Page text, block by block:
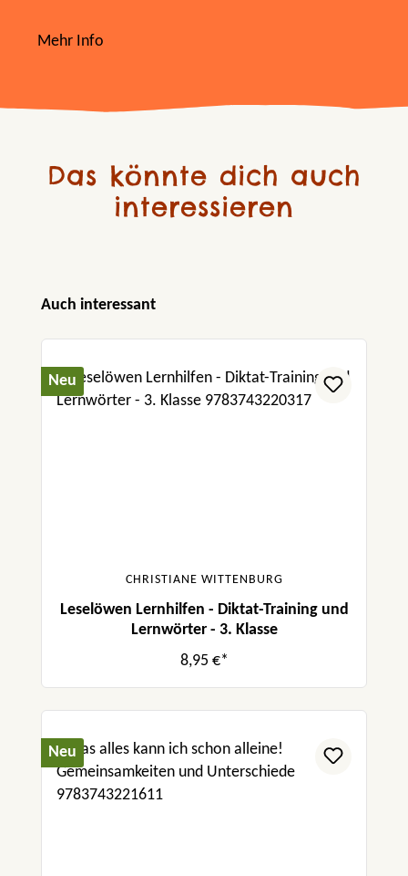
Mehr Info
Das könnte dich auch
interessieren
Produktgalerie überspringen
Auch interessant
Neu
CHRISTIANE WITTENBURG
Leselöwen Lernhilfen - Diktat-Training und
Lernwörter - 3. Klasse
8,95 €*
Neu